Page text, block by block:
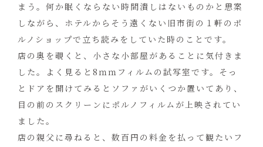
まう。何か眠くならない時間潰しはないものかと思案
しながら、ホテルからそう遠くない旧市街の１軒のポ
ルノショップで立ち読みをしていた時のことです。
店の奥を覗くと、小さな小部屋があることに気付きま
した。よく見ると8ｍｍフィルムの試写室です。そっ
とドアを開けてみるとソファがいくつか置いてあり、
目の前のスクリーンにポルノフィルムが上映されてい
ました。
店の親父に尋ねると、数百円の料金を払って観たいフ